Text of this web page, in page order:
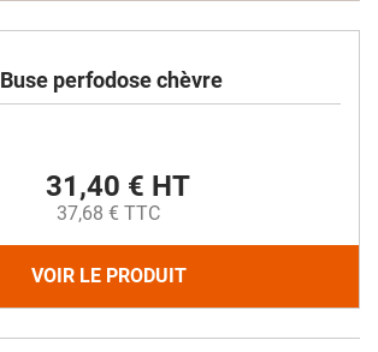
Buse perfodose chèvre
31,40 € HT
37,68 € TTC
VOIR LE PRODUIT